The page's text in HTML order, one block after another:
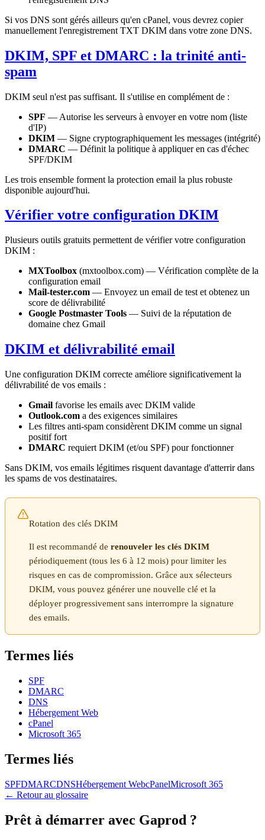
Si vos DNS sont gérés ailleurs qu'en cPanel, vous devrez copier
manuellement l'enregistrement TXT DKIM dans votre zone DNS.
DKIM, SPF et DMARC : la trinité anti-
spam
DKIM seul n'est pas suffisant. Il s'utilise en complément de :
SPF — Autorise les serveurs à envoyer en votre nom (liste
d'IP)
DKIM — Signe cryptographiquement les messages (intégrité)
DMARC — Définit la politique à appliquer en cas d'échec
SPF/DKIM
Les trois ensemble forment la protection email la plus robuste
disponible aujourd'hui.
Vérifier votre configuration DKIM
Plusieurs outils gratuits permettent de vérifier votre configuration
DKIM :
MXToolbox (mxtoolbox.com) — Vérification complète de la
configuration email
Mail-tester.com — Envoyez un email de test et obtenez un
score de délivrabilité
Google Postmaster Tools — Suivi de la réputation de
domaine chez Gmail
DKIM et délivrabilité email
Une configuration DKIM correcte améliore significativement la
délivrabilité de vos emails :
Gmail favorise les emails avec DKIM valide
Outlook.com a des exigences similaires
Les filtres anti-spam considèrent DKIM comme un signal
positif fort
DMARC requiert DKIM (et/ou SPF) pour fonctionner
Sans DKIM, vos emails légitimes risquent davantage d'atterrir dans
les spams de vos destinataires.
Rotation des clés DKIM
Il est recommandé de renouveler les clés DKIM
périodiquement (tous les 6 à 12 mois) pour limiter les
risques en cas de compromission. Grâce aux sélecteurs
DKIM, vous pouvez générer une nouvelle clé et la
déployer progressivement sans interrompre la signature
des emails.
Termes liés
SPF
DMARC
DNS
Hébergement Web
cPanel
Microsoft 365
Termes liés
SPFDMARCDNSHébergement WebcPanelMicrosoft 365
← Retour au glossaire
Prêt à démarrer avec Gaprod ?